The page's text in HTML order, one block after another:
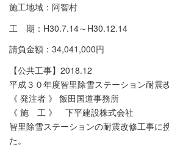
施工地域：阿智村
工 期：H30.7.14～H30.12.14
請負金額：34,041,000円
【公共工事】2018.12
平成３０年度智里除雪ステーション耐震
《 発注者 》 飯田国道事務所
《 施 工 》 下平建設株式会社
智里除雪ステーションの耐震改修工事に
た。